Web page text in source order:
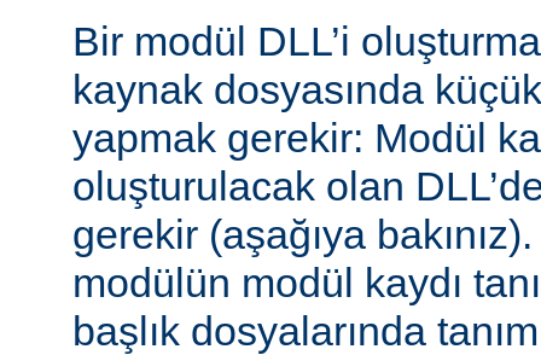
Bir modül DLL’i
kaynak dosyasında
yapmak gerekir: Modül
oluşturulacak olan
gerekir (aşağıya
modülün modül kaydı
başlık dosyalarında